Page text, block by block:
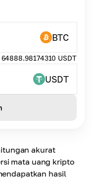
akurat
mata uang kripto
hasil
BTC
64888.98174310 USDT
USDT